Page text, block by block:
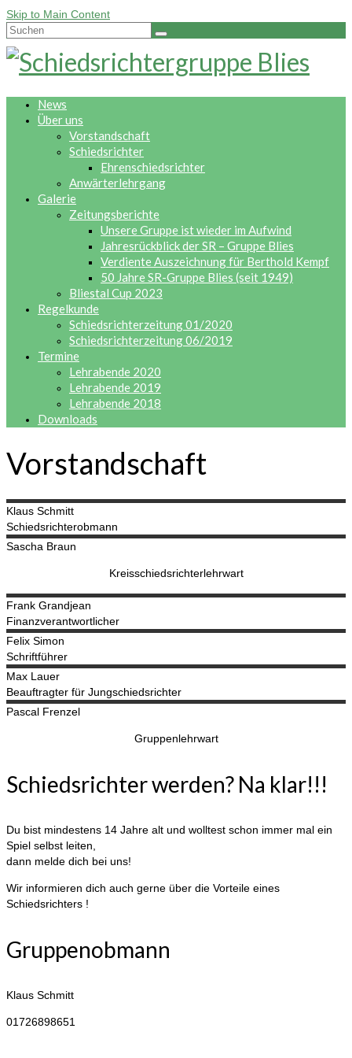
Skip to Main Content
Suche
nach:
News
Über uns
Vorstandschaft
Schiedsrichter
Ehrenschiedsrichter
Anwärterlehrgang
Galerie
Zeitungsberichte
Unsere Gruppe ist wieder im Aufwind
Jahresrückblick der SR – Gruppe Blies
Verdiente Auszeichnung für Berthold Kempf
50 Jahre SR-Gruppe Blies (seit 1949)
Bliestal Cup 2023
Regelkunde
Schiedsrichterzeitung 01/2020
Schiedsrichterzeitung 06/2019
Termine
Lehrabende 2020
Lehrabende 2019
Lehrabende 2018
Downloads
Vorstandschaft
Klaus Schmitt
Schiedsrichterobmann
Sascha Braun
Kreisschiedsrichterlehrwart
Frank Grandjean
Finanzverantwortlicher
Felix Simon
Schriftführer
Max Lauer
Beauftragter für Jungschiedsrichter
Pascal Frenzel
Gruppenlehrwart
Schiedsrichter werden? Na klar!!!
Du bist mindestens 14 Jahre alt und wolltest schon immer mal ein
Spiel selbst leiten,
dann melde dich bei uns!
Wir informieren dich auch gerne über die Vorteile eines
Schiedsrichters !
Gruppenobmann
Klaus Schmitt
01726898651